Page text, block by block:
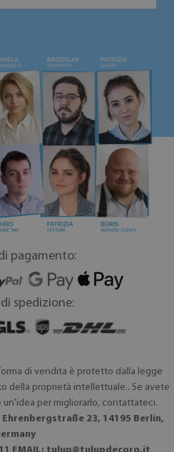
pagamento:
spedizione:
di vendita è protetto dalla legge
della proprietà intellettuale.. Se avete
per migliorarlo, contattateci.
23, 14195 Berlin,